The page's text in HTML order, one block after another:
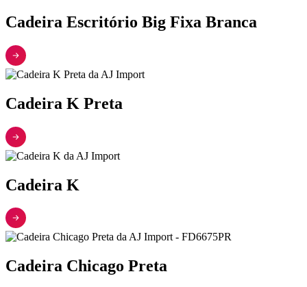
Cadeira Escritório Big Fixa Branca
Cadeira K Preta
Cadeira K
Cadeira Chicago Preta